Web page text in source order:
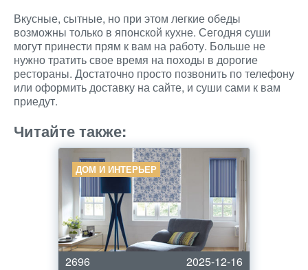
Вкусные, сытные, но при этом легкие обеды
возможны только в японской кухне. Сегодня суши
могут принести прям к вам на работу. Больше не
нужно тратить свое время на походы в дорогие
рестораны. Достаточно просто позвонить по телефону
или оформить доставку на сайте, и суши сами к вам
приедут.
Читайте также:
ДОМ И ИНТЕРЬЕР
2696
2025-12-16